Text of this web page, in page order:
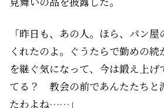
「昨日も、あの人。ほら、パン
くれたのよ。ぐうたらで勤めの
を継ぐ気になって、今は鍛え上げ
てる？ 教会の前であんたたちと
たわよね……」